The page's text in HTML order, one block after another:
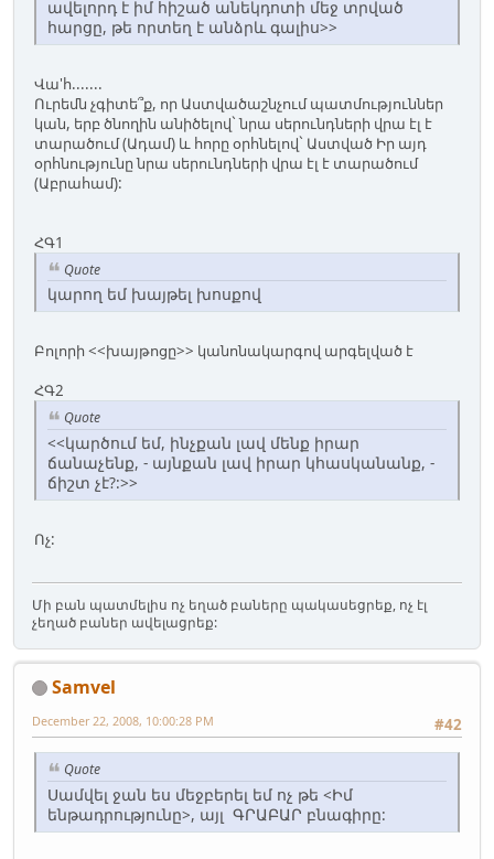
ավելորդ է իմ հիշած անեկդոտի մեջ տրված
հարցը, թե որտեղ է անձրև գալիս>>
Վա'հ.......
Ուրեմն չգիտե՞ք, որ Աստվածաշնչում պատմություններ
կան, երբ ծնողին անիծելով` նրա սերունդների վրա էլ է
տարածում (Ադամ) և հորը օրհնելով` Աստված Իր այդ
օրհնությունը նրա սերունդների վրա էլ է տարածում
(Աբրահամ):
ՀԳ1
Quote
կարող եմ խայթել խոսքով
Բոլորի <<խայթոցը>> կանոնակարգով արգելված է
ՀԳ2
Quote
<<կարծում եմ, ինչքան լավ մենք իրար
ճանաչենք, - այնքան լավ իրար կհասկանանք, -
ճիշտ չէ?:>>
Ոչ:
Մի բան պատմելիս ոչ եղած բաները պակասեցրեք, ոչ էլ
չեղած բաներ ավելացրեք:
Samvel
#42
December 22, 2008, 10:00:28 PM
Quote
Սամվել ջան ես մեջբերել եմ ոչ թե <Իմ
ենթադրությունը>, այլ ԳՐԱԲԱՐ բնագիրը: